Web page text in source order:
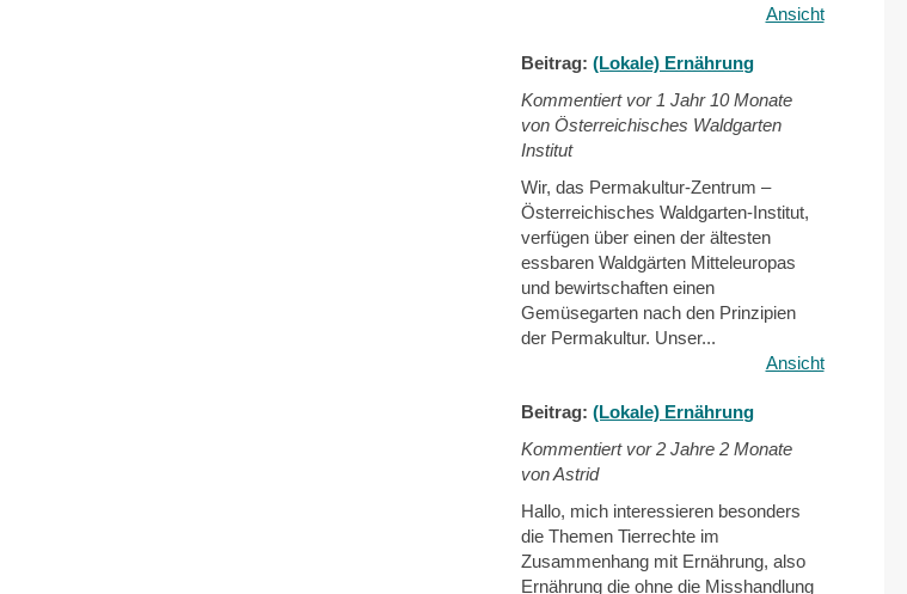
Ansicht
Beitrag:(Lokale) Ernährung
Kommentiert vor 1 Jahr 10 Monate
von Österreichisches Waldgarten
Institut
Wir, das Permakultur-Zentrum –
Österreichisches Waldgarten-Institut,
verfügen über einen der ältesten
essbaren Waldgärten Mitteleuropas
und bewirtschaften einen
Gemüsegarten nach den Prinzipien
der Permakultur. Unser...
Ansicht
Beitrag:(Lokale) Ernährung
Kommentiert vor2 Jahre 2 Monate
von Astrid
Hallo, mich interessieren besonders
die Themen Tierrechte im
Zusammenhang mit Ernährung, also
Ernährung die ohne die Misshandlung